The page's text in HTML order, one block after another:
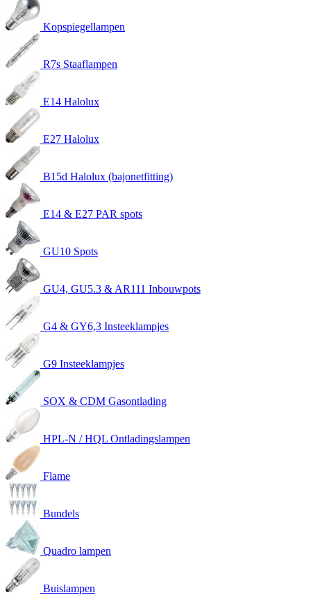
Kopspiegellampen
R7s Staaflampen
E14 Halolux
E27 Halolux
B15d Halolux (bajonetfitting)
E14 & E27 PAR spots
GU10 Spots
GU4, GU5.3 & AR111 Inbouwpots
G4 & GY6,3 Insteeklampjes
G9 Insteeklampjes
SOX & CDM Gasontlading
HPL-N / HQL Ontladingslampen
Flame
Bundels
Quadro lampen
Buislampen